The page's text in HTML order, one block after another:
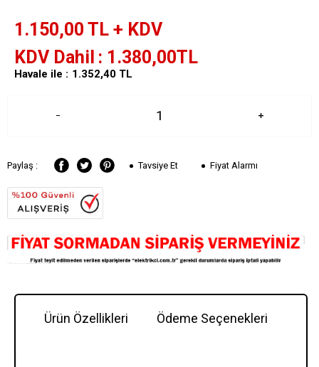
1.150,00 TL + KDV
KDV Dahil
1.380,00TL
Havale ile : TL
1.352,40
Paylaş : Tavsiye Et Fiyat Alarmı
Ürün Özellikleri Ödeme Seçenekleri